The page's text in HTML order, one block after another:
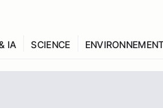
IA SCIENCE